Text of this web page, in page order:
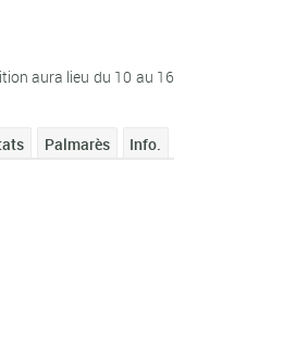
aura lieu du 10 au 16
Info.
Palmarès